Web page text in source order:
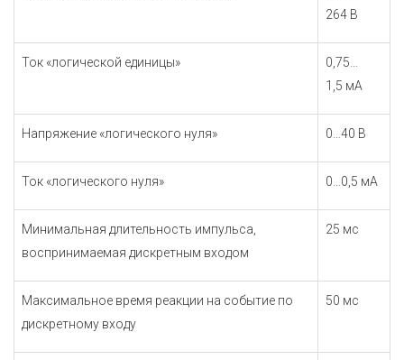
264 В
Ток «логической единицы»
0,75…
1,5 мА
Напряжение «логического нуля» 0…40 В
Ток «логического нуля» 0…0,5 мА
Минимальная длительность импульса,
воспринимаемая дискретным входом
25 мс
Максимальное время реакции на событие по
дискретному входу
50 мс